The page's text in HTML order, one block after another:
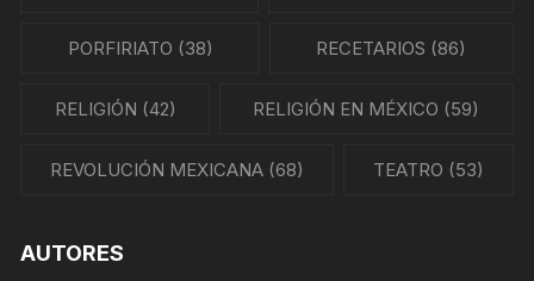
PORFIRIATO (38) RECETARIOS (86)
RELIGIÓN (42) RELIGIÓN EN MÉXICO (59)
REVOLUCIÓN MEXICANA (68) TEATRO (53)
AUTORES